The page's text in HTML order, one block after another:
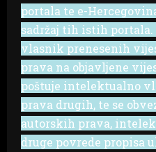
portala te e-
sadržaj tih istih
vlasnik prenesenih
prava na objavljene
poštuje intelektualno
prava drugih, te se
autorskih prava,
druge povrede propisa